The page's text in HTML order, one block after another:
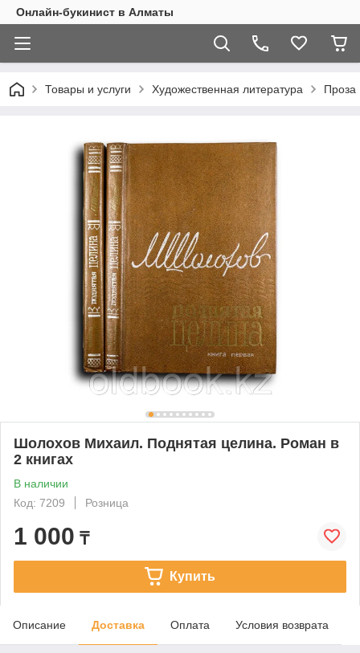
Онлайн-букинист в Алматы
Товары и услуги Художественная литература Проза
Шолохов Михаил. Поднятая целина. Роман в
2 книгах
В наличии
Код: 7209
Розница
1 000 ₸
Купить
Описание Доставка Оплата Условия возврата